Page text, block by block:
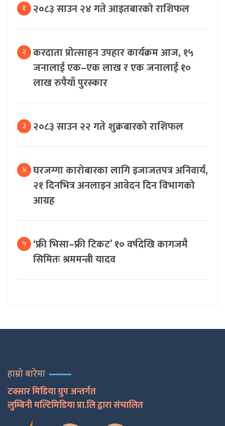
१ २०८३ साउन २४ गते आइतबारको राशिफल
२ करदाता प्रोत्साहन उपहार कार्यक्रम आज, १५
जनालाई एक–एक लाख र एक जनालाई १०
लाख रुपैयाँ पुरस्कार
३ २०८३ साउन २२ गते शुक्रबारको राशिफल
४ घरजग्गा कारोबारका लागि इजाजतपत्र अनिवार्य,
२१ दिनभित्र अनलाइन आवेदन दिन विभागको
आग्रह
५ ‘फ्री भिसा–फ्री टिकट’ १० वर्षदेखि कागजमै
सिमितः श्रममन्त्री यादव
हाम्रो बारेमा
टक्सार मिडिया ग्रुप अन्तर्गत
लुम्बिनी मल्टिमिडिया प्रा.लि द्वारा संचालित